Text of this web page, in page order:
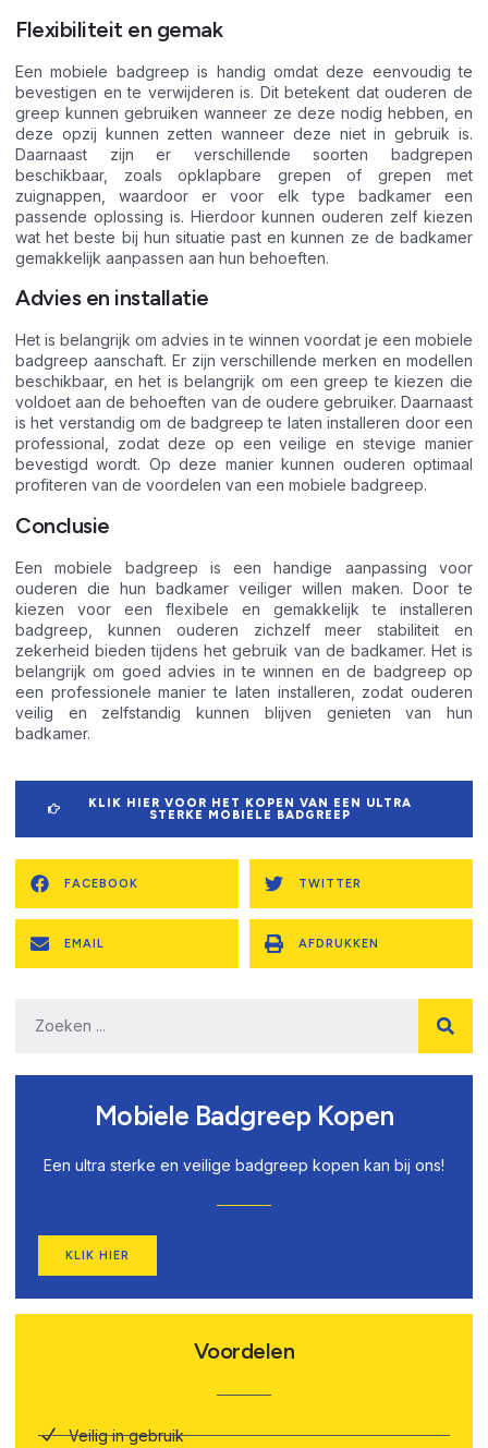
Flexibiliteit en gemak
Een mobiele badgreep is handig omdat deze eenvoudig te
bevestigen en te verwijderen is. Dit betekent dat ouderen de
greep kunnen gebruiken wanneer ze deze nodig hebben, en
deze opzij kunnen zetten wanneer deze niet in gebruik is.
Daarnaast zijn er verschillende soorten badgrepen
beschikbaar, zoals opklapbare grepen of grepen met
zuignappen, waardoor er voor elk type badkamer een
passende oplossing is. Hierdoor kunnen ouderen zelf kiezen
wat het beste bij hun situatie past en kunnen ze de badkamer
gemakkelijk aanpassen aan hun behoeften.
Advies en installatie
Het is belangrijk om advies in te winnen voordat je een mobiele
badgreep aanschaft. Er zijn verschillende merken en modellen
beschikbaar, en het is belangrijk om een greep te kiezen die
voldoet aan de behoeften van de oudere gebruiker. Daarnaast
is het verstandig om de badgreep te laten installeren door een
professional, zodat deze op een veilige en stevige manier
bevestigd wordt. Op deze manier kunnen ouderen optimaal
profiteren van de voordelen van een mobiele badgreep.
Conclusie
Een mobiele badgreep is een handige aanpassing voor
ouderen die hun badkamer veiliger willen maken. Door te
kiezen voor een flexibele en gemakkelijk te installeren
badgreep, kunnen ouderen zichzelf meer stabiliteit en
zekerheid bieden tijdens het gebruik van de badkamer. Het is
belangrijk om goed advies in te winnen en de badgreep op
een professionele manier te laten installeren, zodat ouderen
veilig en zelfstandig kunnen blijven genieten van hun
badkamer.
KLIK HIER VOOR HET KOPEN VAN EEN ULTRA
STERKE MOBIELE BADGREEP
FACEBOOK TWITTER
EMAIL AFDRUKKEN
Mobiele Badgreep Kopen
Een ultra sterke en veilige badgreep kopen kan bij ons!
KLIK HIER
Voordelen
Veilig in gebruik